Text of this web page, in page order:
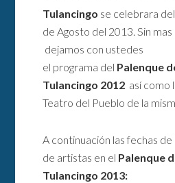
Tulancingo se celebrara
de Agosto del 2013. Sin
dejamos con ustedes
el programa del Palenque
Tulancingo 2012 así como
Teatro del Pueblo de la
A continuación las fechas
de artistas en el Palenque
Tulancingo 2013: